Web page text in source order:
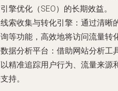
擎优化（SEO）的长期效益。
线索收集与转化引擎 ：通过清晰
等功能，高效地将访问流量转
数据分析平台 ：借助网站分析
精准追踪用户行为、流量来源
持。